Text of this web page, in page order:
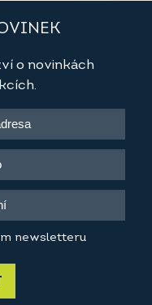
o novinkách
newsletteru